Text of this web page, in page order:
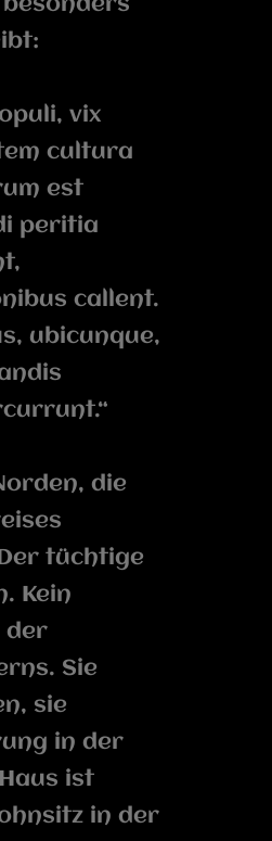
vix
cultura
est
peritia
callent.
ubicunque,
die
tüchtige
Kein
der
Sie
sie
in der
ist
in der